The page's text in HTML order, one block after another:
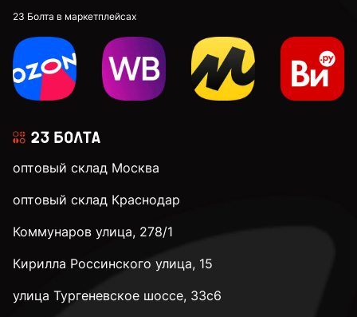
23 Болта в маркетплейсах
оптовый склад Москва
оптовый склад Краснодар
Коммунаров улица, 278/1
Кирилла Россинского улица, 15
улица Тургеневское шоссе, 33с6